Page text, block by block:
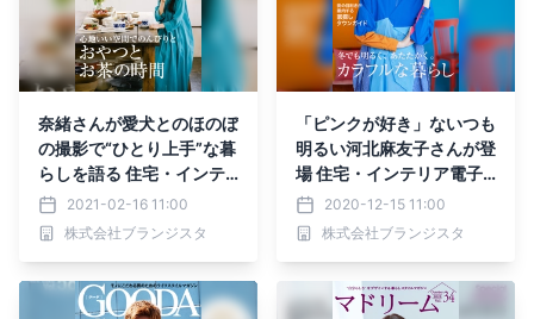
奈緒さんが愛犬とのほのぼ
の撮影で“ひとり上手”な暮
らしを語る 住宅・インテ
リア電子雑誌『マドリー
ム』Vol.36公開
2021-02-16 11:00
株式会社ブランジスタ
「ピンクが好き」ないつも
明るい河北麻友子さんが登
場 住宅・インテリア電子
雑誌『マドリーム』Vol.3
5公開
2020-12-15 11:00
株式会社ブランジスタ